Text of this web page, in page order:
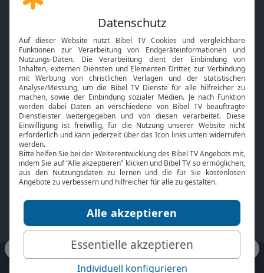
Gott und Bibel erklärt
Neuigkeiten
Mobile App
Smart TV
HbbTV
Bibelthek Online-Bibel
Nächster Gottesdienst
Bibel TV
Über uns
Jobs
Mediadaten
Service
Kontakt
TV-Empfang
bibeltv.de: Impressum
Datenschutz
Nutzungsbedingungen
Fakten Bibel TV App